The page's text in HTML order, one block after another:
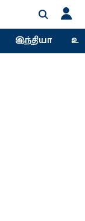
இந்தியா